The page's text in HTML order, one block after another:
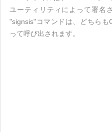
ユーティリティによって署名
"signsis"コマンドは、どちらも
って呼び出されます。